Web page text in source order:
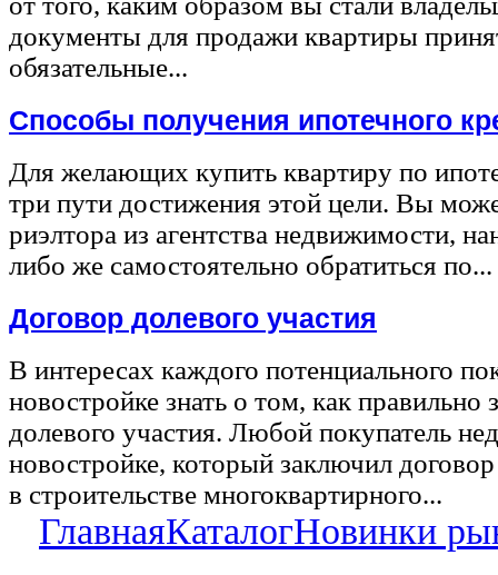
документы для продажи квартиры
обязательные...
Способы получения ипотечного
Для желающих купить квартиру по
три пути достижения этой цели. Вы
риэлтора из агентства недвижимости,
либо же самостоятельно обратиться по...
Договор долевого участия
В интересах каждого потенциального
новостройке знать о том, как правильно
долевого участия. Любой покупатель
новостройке, который заключил
в строительстве многоквартирного...
ГлавнаяКаталогНовинки